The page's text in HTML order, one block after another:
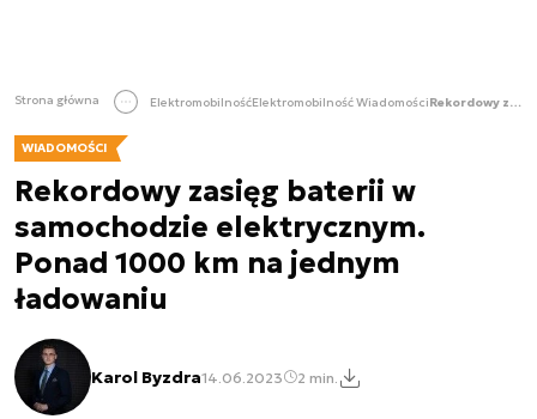
Strona główna ElektromobilnośćElektromobilność Wiadomości Rekordowy zasięg baterii w samochodzie elektrycznym. Ponad 1000 km na jednym ładowaniu
WIADOMOŚCI
Rekordowy zasięg baterii w
samochodzie elektrycznym.
Ponad 1000 km na jednym
ładowaniu
Karol Byzdra14.06.2023 2 min.